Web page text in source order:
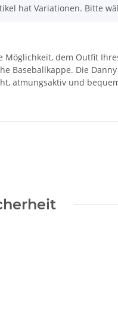
hat Variationen. Bitte
Möglichkeit, dem Outfit
Baseballkappe. Die
atmungsaktiv und